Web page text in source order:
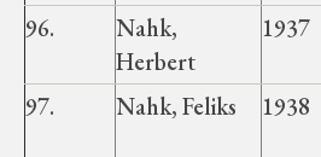
Velise vald
Vigala vald
96.
Nahk,
Herbert
1937
97.
Nahk, Feliks 1938